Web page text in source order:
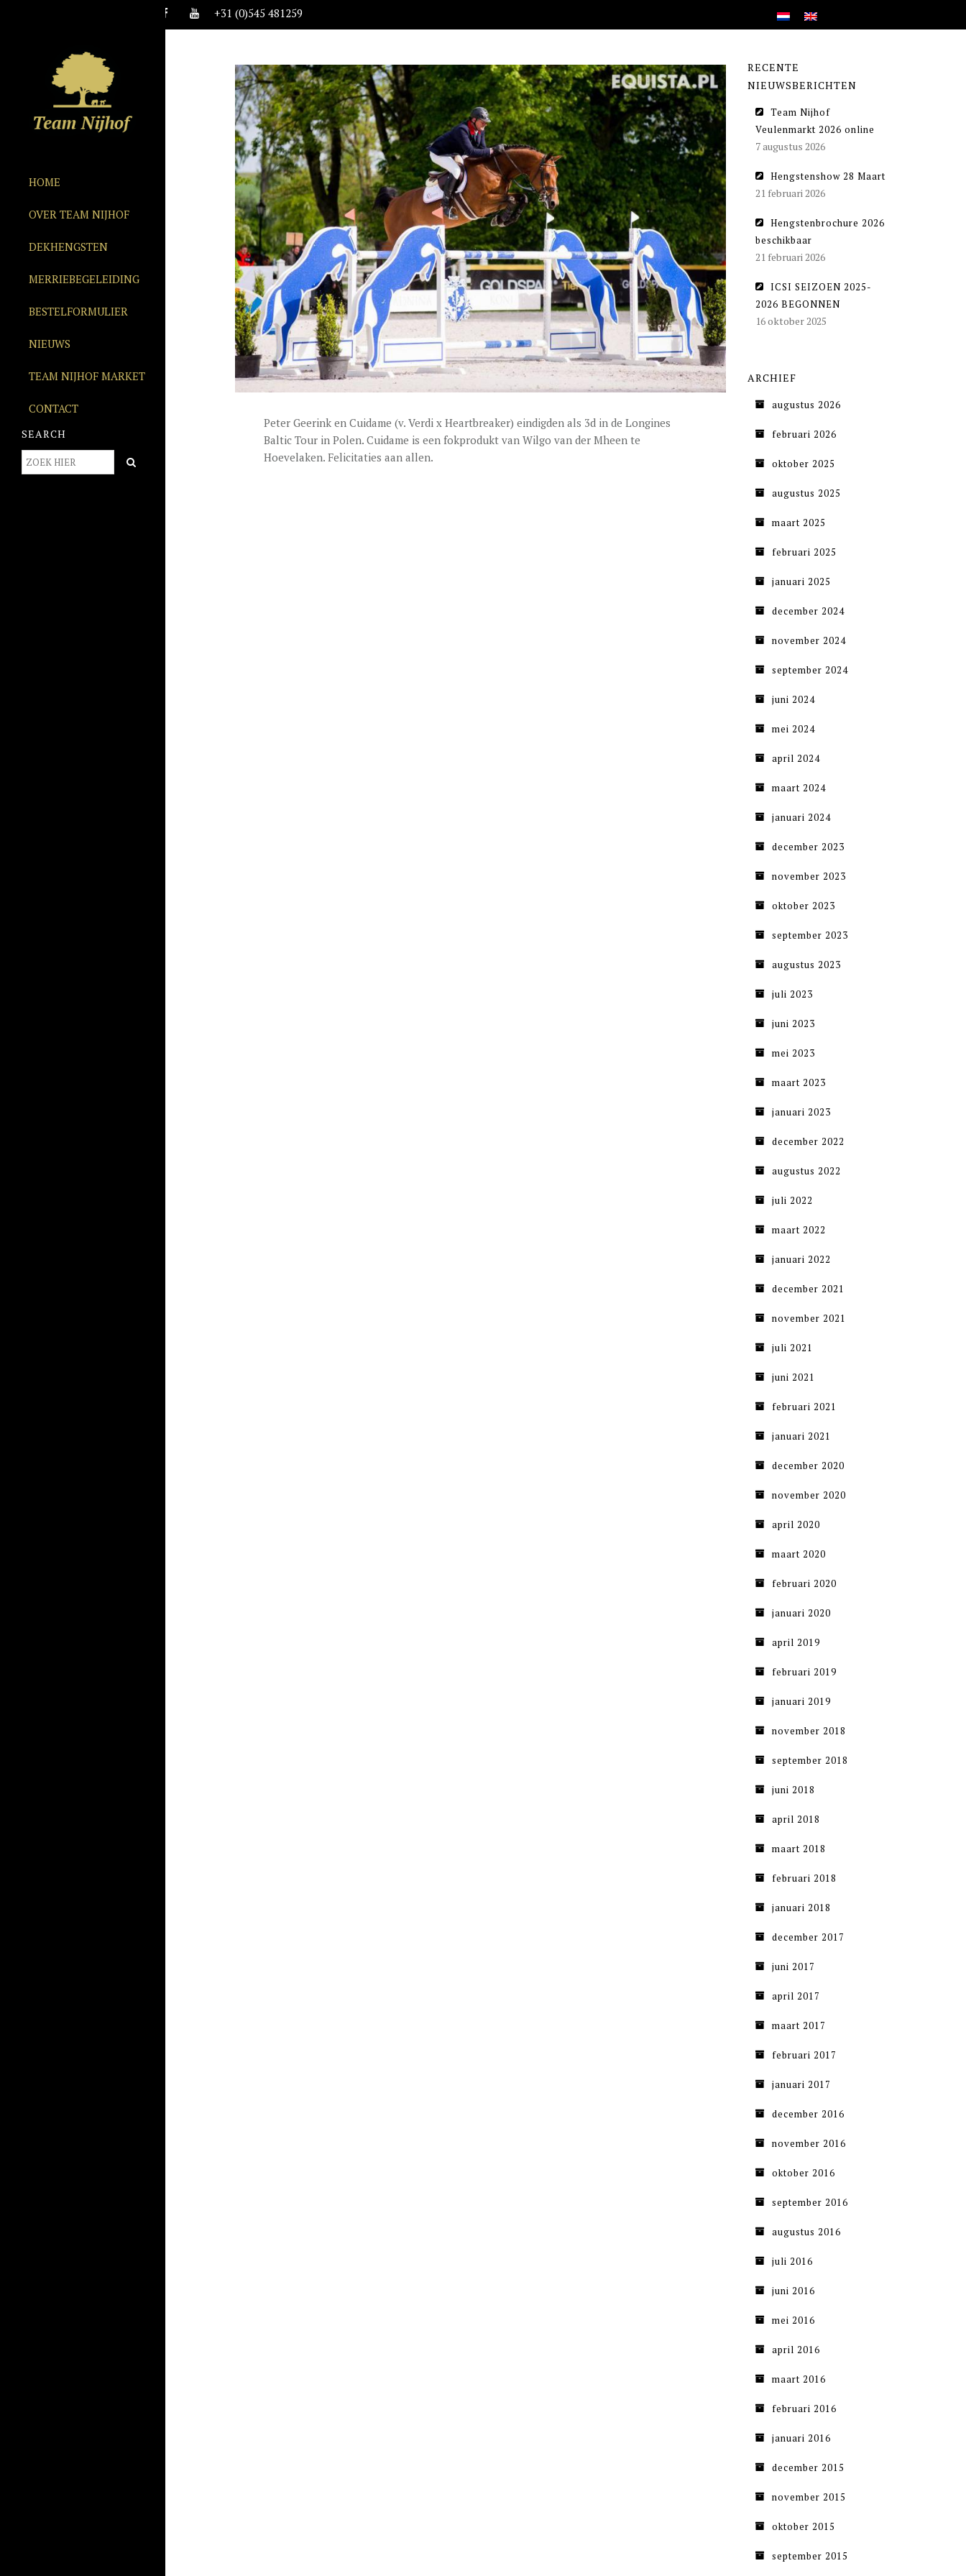
+31 (0)545 481259
HOME
OVER TEAM NIJHOF
DEKHENGSTEN
MERRIEBEGELEIDING
BESTELFORMULIER
NIEUWS
TEAM NIJHOF MARKET
CONTACT
SEARCH
Peter Geerink en Cuidame (v. Verdi x Heartbreaker) eindigden als 3d in de Longines
Baltic Tour in Polen. Cuidame is een fokprodukt van Wilgo van der Mheen te
Hoevelaken. Felicitaties aan allen.
RECENTE
NIEUWSBERICHTEN
Team Nijhof
Veulenmarkt 2026 online
7 augustus 2026
Hengstenshow 28 Maart
21 februari 2026
Hengstenbrochure 2026
beschikbaar
21 februari 2026
ICSI SEIZOEN 2025-
2026 BEGONNEN
16 oktober 2025
ARCHIEF
augustus 2026
februari 2026
oktober 2025
augustus 2025
maart 2025
februari 2025
januari 2025
december 2024
november 2024
september 2024
juni 2024
mei 2024
april 2024
maart 2024
januari 2024
december 2023
november 2023
oktober 2023
september 2023
augustus 2023
juli 2023
juni 2023
mei 2023
maart 2023
januari 2023
december 2022
augustus 2022
juli 2022
maart 2022
januari 2022
december 2021
november 2021
juli 2021
juni 2021
februari 2021
januari 2021
december 2020
november 2020
april 2020
maart 2020
februari 2020
januari 2020
april 2019
februari 2019
januari 2019
november 2018
september 2018
juni 2018
april 2018
maart 2018
februari 2018
januari 2018
december 2017
juni 2017
april 2017
maart 2017
februari 2017
januari 2017
december 2016
november 2016
oktober 2016
september 2016
augustus 2016
juli 2016
juni 2016
mei 2016
april 2016
maart 2016
februari 2016
januari 2016
december 2015
november 2015
oktober 2015
september 2015